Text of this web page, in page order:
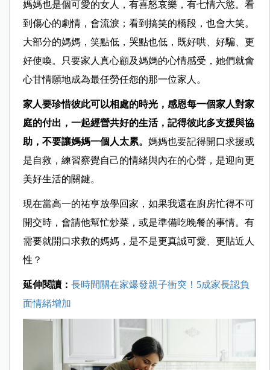
媽媽也是個可愛的女人，有喜怒哀樂，有七情六慾。看
到傷心的劇情，會流淚；看到搞笑的橋段，也會大笑。
大部分的媽媽，笑點低，哭點也低，既好哄、好騙、更
好使喚。只要家人真心顧及媽媽的心情感受，她們就會
心甘情願地成為最任勞任怨的那一位家人。
家人要珍惜彼此可以相處的時光，感恩每一個家人對家
庭的付出，一起經營共好的生活，記得彼此多支援與協
助，不要讓媽媽一個人太累。 媽媽也要記得開口求援或
是自救，練習察覺自己的情緒與內在的心聲，是迎向更
美好生活的關鍵。
現在當高一的祐亨放學回家，如果我還在廚房忙得不可
開交時，會請他幫忙炒菜，或是準備吃晚餐的事情。有
需要就開口求救的媽媽，是不是更真誠可愛、更貼近人
性？
延伸閱讀： 長時間關在家爆發親子衝突！5成家長認負
面情緒增加